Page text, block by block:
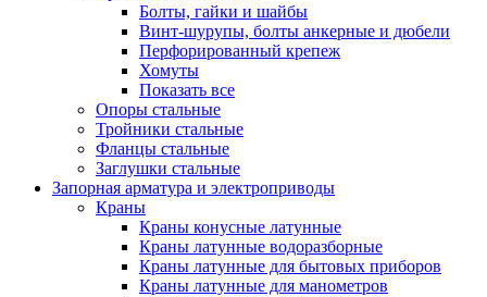
Болты, гайки и шайбы
Винт-шурупы, болты анкерные и дюбели
Перфорированный крепеж
Хомуты
Показать все
Опоры стальные
Тройники стальные
Фланцы стальные
Заглушки стальные
Запорная арматура и электроприводы
Краны
Краны конусные латунные
Краны латунные водоразборные
Краны латунные для бытовых приборов
Краны латунные для манометров